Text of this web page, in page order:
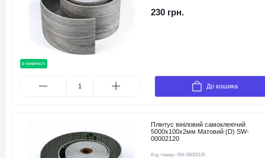
в наявності
230 грн.
До кошика
Плінтус вініловий самоклеючий
5000х100х2мм Матовий (D) SW-
00002120
Код товару: SW-00002120